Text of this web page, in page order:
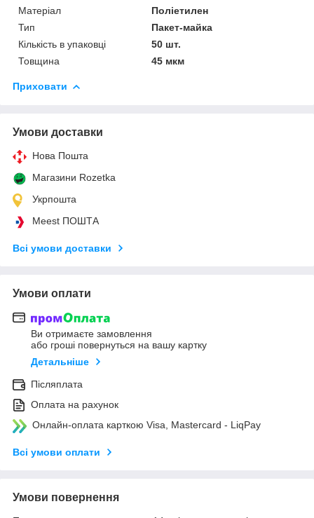
Матеріал
Поліетилен
Тип
Пакет-майка
Кількість в упаковці
50 шт.
Товщина
45 мкм
Приховати
Умови доставки
Нова Пошта
Магазини Rozetka
Укрпошта
Meest ПОШТА
Всі умови доставки
Умови оплати
Ви отримаєте замовлення
або гроші повернуться на вашу картку
Детальніше
Післяплата
Оплата на рахунок
Онлайн-оплата карткою Visa, Mastercard - LiqPay
Всі умови оплати
Умови повернення